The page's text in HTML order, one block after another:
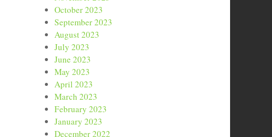
October 2023
September 2023
August 2023
July 2023
June 2023
May 2023
April 2023
March 2023
February 2023
January 2023
December 2022